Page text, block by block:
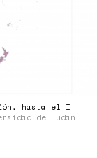
hasta el I
de Fudan